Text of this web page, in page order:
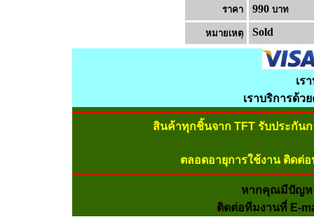
ราคา 990 บาท
หมายเหต Sold
เร
เราบริการด้ว
สินค้าทุกชิ้นจาก TFT รับประกัน
ตลอดอายุการใช้งาน ติดต่
หากคุณมีปัญห
ติดต่อทีมงานที่ E-